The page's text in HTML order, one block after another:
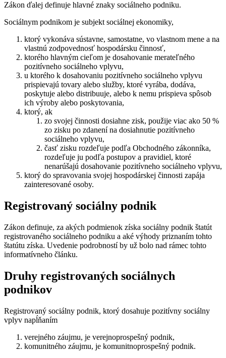
Zákon ďalej definuje hlavné znaky sociálneho podniku.
Sociálnym podnikom je subjekt sociálnej ekonomiky,
ktorý vykonáva sústavne, samostatne, vo vlastnom mene a na
vlastnú zodpovednosť hospodársku činnosť,
ktorého hlavným cieľom je dosahovanie merateľného
pozitívneho sociálneho vplyvu,
u ktorého k dosahovaniu pozitívneho sociálneho vplyvu
prispievajú tovary alebo služby, ktoré vyrába, dodáva,
poskytuje alebo distribuuje, alebo k nemu prispieva spôsob
ich výroby alebo poskytovania,
ktorý, ak
zo svojej činnosti dosiahne zisk, použije viac ako 50 %
zo zisku po zdanení na dosiahnutie pozitívneho
sociálneho vplyvu,
časť zisku rozdeľuje podľa Obchodného zákonníka,
rozdeľuje ju podľa postupov a pravidiel, ktoré
nenarúšajú dosahovanie pozitívneho sociálneho vplyvu,
ktorý do spravovania svojej hospodárskej činnosti zapája
zainteresované osoby.
Registrovaný sociálny podnik
Zákon definuje, za akých podmienok získa sociálny podnik štatút
registrovaného sociálneho podniku a aké výhody priznaním tohto
štatútu získa. Uvedenie podrobností by už bolo nad rámec tohto
informatívneho článku.
Druhy registrovaných sociálnych
podnikov
Registrovaný sociálny podnik, ktorý dosahuje pozitívny sociálny
vplyv napĺňaním
verejného záujmu, je verejnoprospešný podnik,
komunitného záujmu, je komunitnoprospešný podnik.